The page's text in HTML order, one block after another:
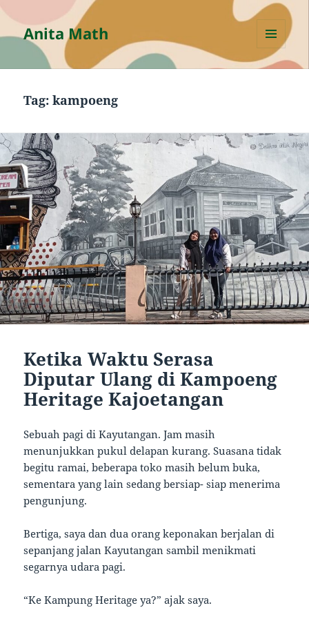
Anita Math
MENU
AND
Tag:kampoeng
Ketika Waktu Serasa
Diputar Ulang di Kampoeng
Heritage Kajoetangan
Sebuah pagi di Kayutangan. Jam masih
menunjukkan pukul delapan kurang. Suasana tidak
begitu ramai, beberapa toko masih belum buka,
sementara yang lain sedang bersiap- siap menerima
pengunjung.
Bertiga, saya dan dua orang keponakan berjalan di
sepanjang jalan Kayutangan sambil menikmati
segarnya udara pagi.
“Ke Kampung Heritage ya?” ajak saya.